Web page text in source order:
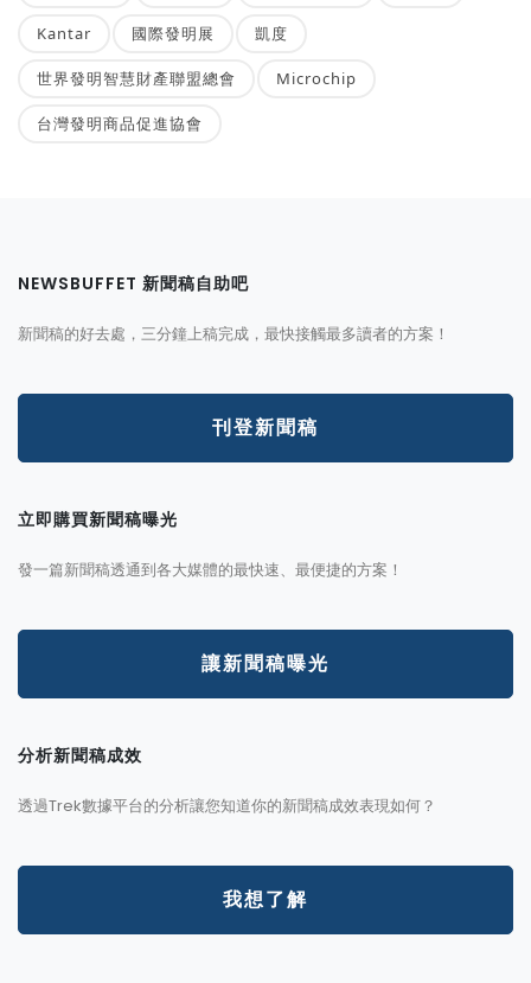
Kantar 國際發明展 凱度
世界發明智慧財產聯盟總會 Microchip
台灣發明商品促進協會
NEWSBUFFET 新聞稿自助吧
新聞稿的好去處，三分鐘上稿完成，最快接觸最多讀者的方案！
刊登新聞稿
立即購買新聞稿曝光
發一篇新聞稿透通到各大媒體的最快速、最便捷的方案！
讓新聞稿曝光
分析新聞稿成效
透過Trek數據平台的分析讓您知道你的新聞稿成效表現如何？
我想了解